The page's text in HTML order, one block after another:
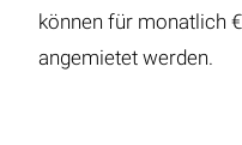
können für monatlich
angemietet werden.